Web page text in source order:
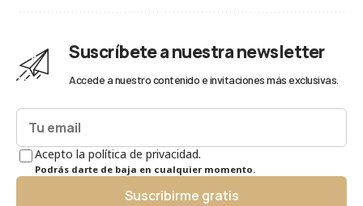
Suscríbete a nuestra newsletter
Accede a nuestro contenido e invitaciones más exclusivas.
Acepto la política de privacidad.
Podrás darte de baja en cualquier momento.
Suscribirme gratis